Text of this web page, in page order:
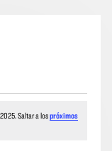
Saltar a lospróximos